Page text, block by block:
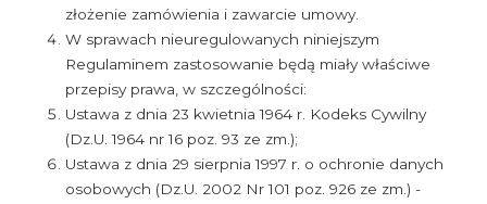
złożenie zamówienia i zawarcie umowy.
W sprawach nieuregulowanych niniejszym
Regulaminem zastosowanie będą miały właściwe
przepisy prawa, w szczególności:
Ustawa z dnia 23 kwietnia 1964 r. Kodeks Cywilny
(Dz.U. 1964 nr 16 poz. 93 ze zm.);
Ustawa z dnia 29 sierpnia 1997 r. o ochronie danych
osobowych (Dz.U. 2002 Nr 101 poz. 926 ze zm.) -